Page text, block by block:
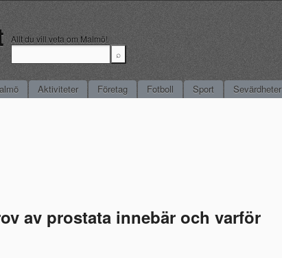
Allt du vill veta om Malmö!
Aktiviteter Företag Fotboll Sport Sevärdheter
av prostata innebär och varför